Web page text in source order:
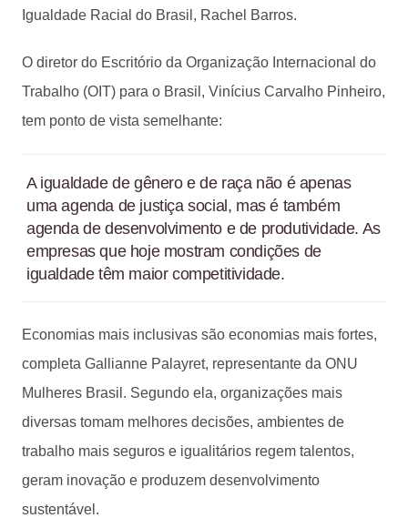
Igualdade Racial do Brasil, Rachel Barros.
O diretor do Escritório da Organização Internacional do
Trabalho (OIT) para o Brasil, Vinícius Carvalho Pinheiro,
tem ponto de vista semelhante:
A igualdade de gênero e de raça não é apenas
uma agenda de justiça social, mas é também
agenda de desenvolvimento e de produtividade. As
empresas que hoje mostram condições de
igualdade têm maior competitividade.
Economias mais inclusivas são economias mais fortes,
completa Gallianne Palayret, representante da ONU
Mulheres Brasil. Segundo ela, organizações mais
diversas tomam melhores decisões, ambientes de
trabalho mais seguros e igualitários regem talentos,
geram inovação e produzem desenvolvimento
sustentável.